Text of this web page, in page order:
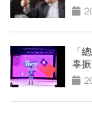
「
辜
形